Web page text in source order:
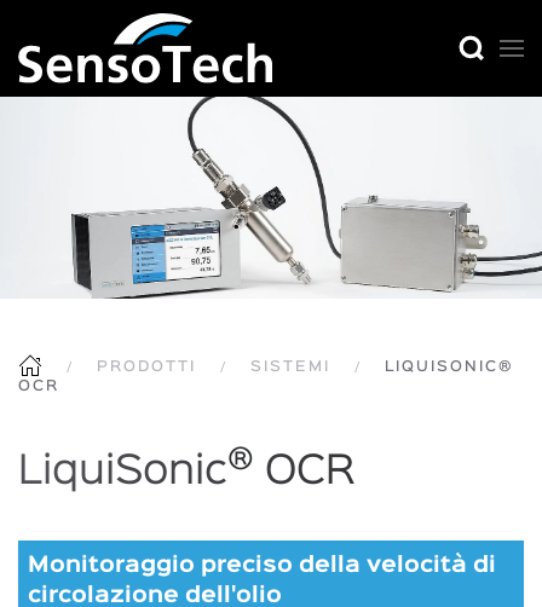
PRODOTTI SISTEMI
LIQUISONIC®
OCR
LiquiSonic® OCR
Monitoraggio preciso della velocità di
circolazione dell'olio